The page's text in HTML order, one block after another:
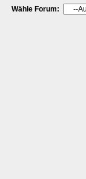
Wähle Forum: